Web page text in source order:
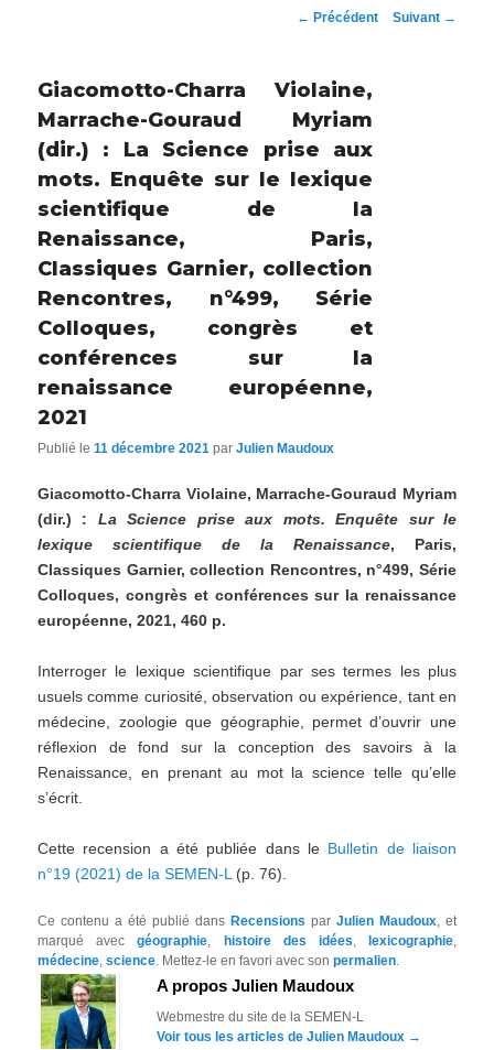
Navigation
← Précédent Suivant →
Giacomotto-Charra Violaine,
Marrache-Gouraud Myriam
(dir.) : La Science prise aux
mots. Enquête sur le lexique
scientifique de la
Renaissance, Paris,
Classiques Garnier, collection
Rencontres, n°499, Série
Colloques, congrès et
conférences sur la
renaissance européenne,
2021
Publié le11 décembre 2021 parJulien Maudoux
Giacomotto-Charra Violaine, Marrache-Gouraud Myriam
(dir.) : La Science prise aux mots. Enquête sur le
lexique scientifique de la Renaissance, Paris,
Classiques Garnier, collection Rencontres, n°499, Série
Colloques, congrès et conférences sur la renaissance
européenne, 2021, 460 p.
Interroger le lexique scientifique par ses termes les plus
usuels comme curiosité, observation ou expérience, tant en
médecine, zoologie que géographie, permet d’ouvrir une
réflexion de fond sur la conception des savoirs à la
Renaissance, en prenant au mot la science telle qu’elle
s’écrit.
Cette recension a été publiée dans leBulletin de liaison
n°19 (2021) de la SEMEN-L (p. 76).
Ce contenu a été publié dans Recensions par Julien Maudoux, et
marqué avecgéographie, histoire des idées, lexicographie,
médecine,science. Mettez-le en favori avec sonpermalien.
A propos Julien Maudoux
Webmestre du site de la SEMEN-L
Voir tous les articles de Julien Maudoux →